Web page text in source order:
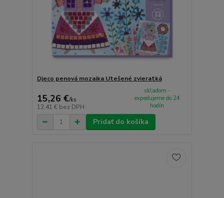
Djeco penová mozaika Utešené zvieratká
15,26 €/ks
12,41 € bez DPH
skladom -
expedujeme do 24
hodín
Pridať do košíka